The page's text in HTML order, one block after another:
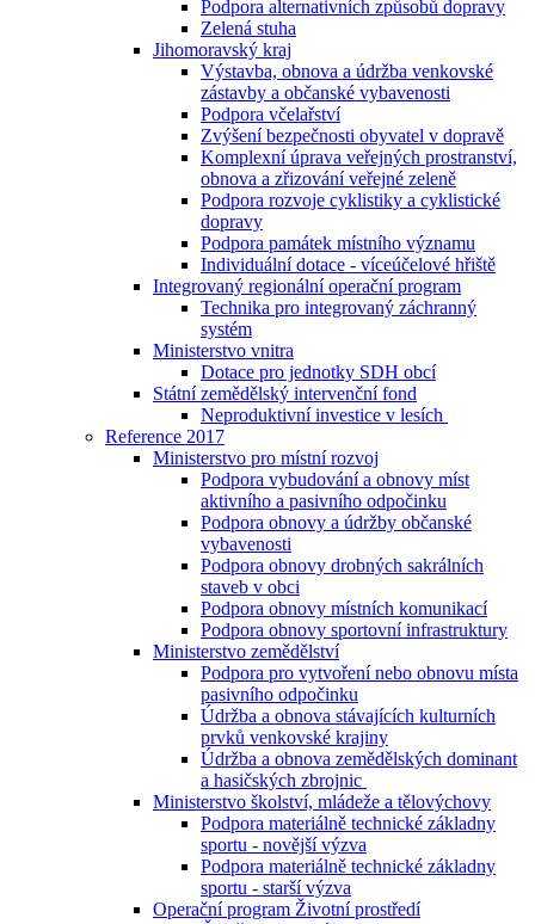
Podpora alternativních způsobů dopravy
Zelená stuha
Jihomoravský kraj
Výstavba, obnova a údržba venkovské
zástavby a občanské vybavenosti
Podpora včelařství
Zvýšení bezpečnosti obyvatel v dopravě
Komplexní úprava veřejných prostranství,
obnova a zřizování veřejné zeleně
Podpora rozvoje cyklistiky a cyklistické
dopravy
Podpora památek místního významu
Individuální dotace - víceúčelové hřiště
Integrovaný regionální operační program
Technika pro integrovaný záchranný
systém
Ministerstvo vnitra
Dotace pro jednotky SDH obcí
Státní zemědělský intervenční fond
Neproduktivní investice v lesích
Reference 2017
Ministerstvo pro místní rozvoj
Podpora vybudování a obnovy míst
aktivního a pasivního odpočinku
Podpora obnovy a údržby občanské
vybavenosti
Podpora obnovy drobných sakrálních
staveb v obci
Podpora obnovy místních komunikací
Podpora obnovy sportovní infrastruktury
Ministerstvo zemědělství
Podpora pro vytvoření nebo obnovu místa
pasivního odpočinku
Údržba a obnova stávajících kulturních
prvků venkovské krajiny
Údržba a obnova zemědělských dominant
a hasičských zbrojnic
Ministerstvo školství, mládeže a tělovýchovy
Podpora materiálně technické základny
sportu - novější výzva
Podpora materiálně technické základny
sportu - starší výzva
Operační program Životní prostředí